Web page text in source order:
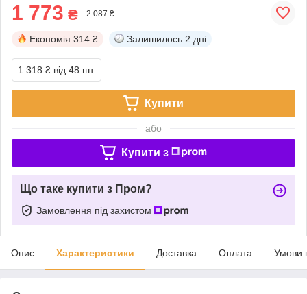
1 773 ₴ 2 087 ₴
Економія 314 ₴ Залишилось 2 дні
1 318 ₴ від 48 шт.
Купити
або
Купити з
Що таке купити з Пром?
Замовлення під захистом
Опис Характеристики Доставка Оплата Умови